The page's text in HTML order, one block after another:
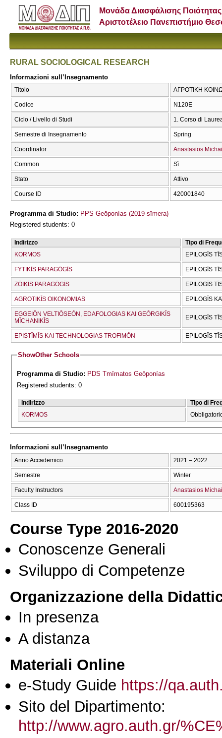
Μονάδα Διασφάλισης Ποιότητας
Αριστοτέλειο Πανεπιστήμιο
RURAL SOCIOLOGICAL RESEARCH
Informazioni sull’Insegnamento
Titolo ΑΓΡΟΤΙΚΗ
Codice Ν120Ε
Ciclo / Livello di Studi 1. Corso di
Semestre di Insegnamento Spring
Coordinator Anastasios
Common Sì
Stato Attivo
Course ID 420001840
Programma di Studio: PPS Geōponías (2019-sīmera)
Registered students: 0
Indirizzo
Tipo di
KORMOS
EPILOGĪS
FYTIKĪS PARAGŌGĪS EPILOGĪS
ZŌIKĪS PARAGŌGĪS EPILOGĪS
AGROTIKĪS OIKONOMIAS EPILOGĪS
EGGEIŌN VELTIŌSEŌN, EDAFOLOGIAS KAI GEŌRGIKĪS
MĪCΗANIKĪS
EPILOGĪS
EPISTĪMĪS KAI TECΗNOLOGIAS TROFIMŌN EPILOGĪS
ShowOther Schools
Programma di Studio: PDS Tmīmatos Geōponías
Registered students: 0
Indirizzo
Tipo di
KORMOS
Informazioni sull’Insegnamento
Anno Accademico 2021 – 2022
Semestre Winter
Faculty Instructors Anastasios
Class ID 600195363
Course Type 2016-2020
Conoscenze Generali
Sviluppo di Competenze
Organizzazione della
In presenza
A distanza
Materiali Online
e-Study Guide https://
Sito del Dipartimento:
http://www.agro.auth.gr/